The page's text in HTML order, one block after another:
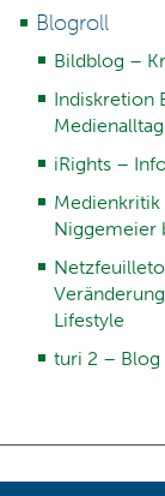
Blogroll
Bildblog –
Indiskretion
iRights –
Medienkritik
Niggemeier
Lifestyle
turi 2 – Blog